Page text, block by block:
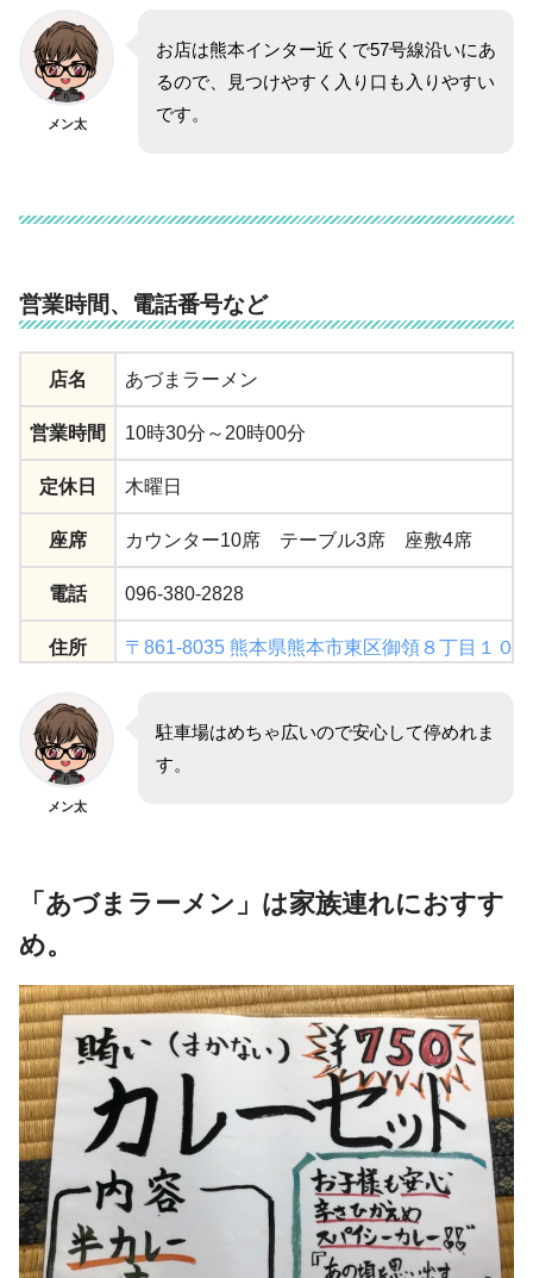
メン太
お店は熊本インター近くで57号線沿いにあ
るので、見つけやすく入り口も入りやすい
です。
営業時間、電話番号など
店名 あづまラーメン
営業時間 10時30分～20時00分
定休日 木曜日
座席 カウンター10席 テーブル3席 座敷4席
電話 096-380-2828
住所 〒861-8035 熊本県熊本市東区御領８丁目１０−
駐車場
メン太
駐車場はめちゃ広いので安心して停めれま
す。
「あづまラーメン」は家族連れにおすす
め。